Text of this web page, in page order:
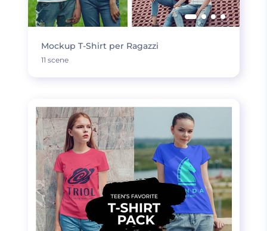
Mockup T-Shirt per Ragazzi
11 scene